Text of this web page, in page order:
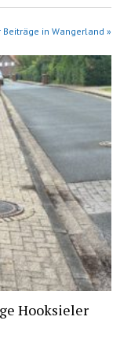
Beiträge in Wangerland »
Hooksieler